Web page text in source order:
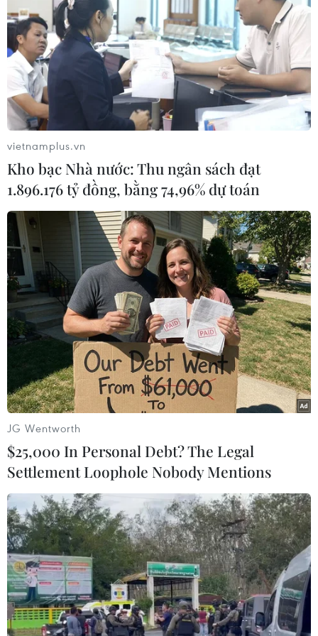
Hội nghị Mỹ-ASEAN: Cơ hội và thách thức
dành cho ông Biden
17/05/2022 08:27
Với việc Mỹ đang tụt hậu so với Trung Quốc về hội nhập
kinh tế khu vực, hội nghị cấp cao lần này sẽ vừa là một
phép thử lớn, vừa là cơ hội để ông Biden trấn an các
nhà lãnh đạo khu vực
Năm lưu ý rút ra từ Hội nghị cấp cao đặc
biệt Mỹ-ASEAN
vietnamplus.vn
Kho bạc Nhà nước: Thu ngân sách đạt
1.896.176 tỷ đồng, bằng 74,96% dự toán
JG Wentworth
$25,000 In Personal Debt? The Legal
Settlement Loophole Nobody Mentions